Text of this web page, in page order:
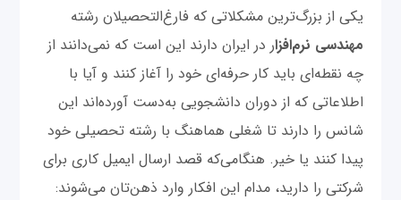
یکی از بزرگ‌ترین مشکلاتی که فارغ‌التحصیلان رشته
مهندسی نرم‌افزار در ایران دارند این است که نمی‌دانند از
چه نقطه‌ای باید کار حرفه‌ای خود را آغاز کنند و آیا با
اطلاعاتی که از دوران دانشجویی به‌دست آورده‌اند این
شانس را دارند تا شغلی هماهنگ با رشته تحصیلی خود
پیدا کنند یا خیر. هنگامی‌که قصد ارسال ایمیل کاری برای
شرکتی را دارید، مدام این افکار وارد ذهن‌تان می‌شوند: